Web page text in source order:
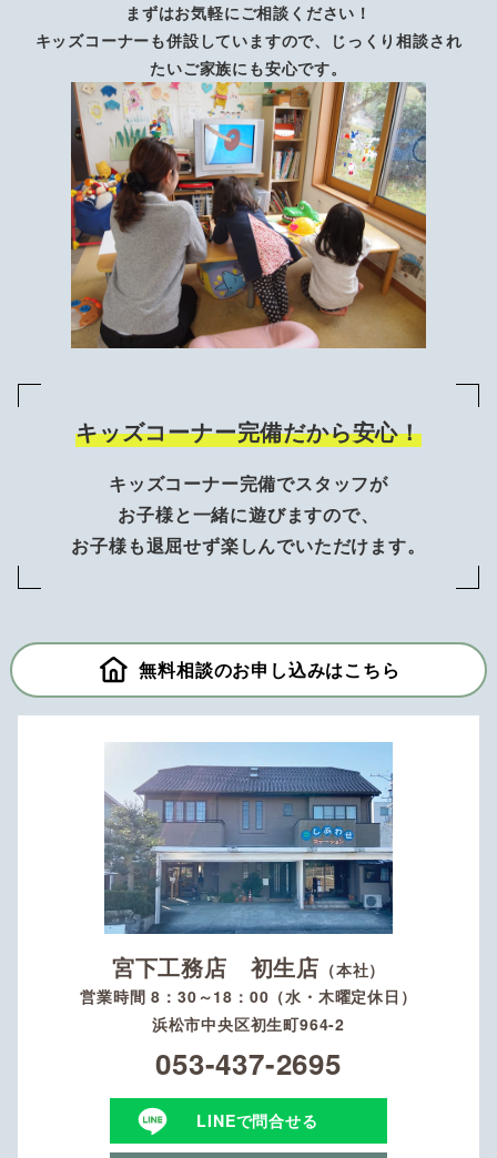
まずはお気軽にご相談ください！
キッズコーナーも併設していますので、じっくり相談され
たいご家族にも安心です。
キッズコーナー完備だから安心！
キッズコーナー完備でスタッフが
お子様と一緒に遊びますので、
お子様も退屈せず楽しんでいただけます。
無料相談のお申し込みはこちら
宮下工務店 初生店 （本社）
営業時間 8：30～18：00（水・木曜定休日）
浜松市中央区初生町964-2
053-437-2695
LINEで問合せる